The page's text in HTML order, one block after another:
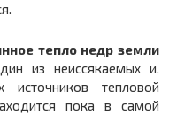
тепло недр земли
из неиссякаемых и,
тепловой
пока в самой